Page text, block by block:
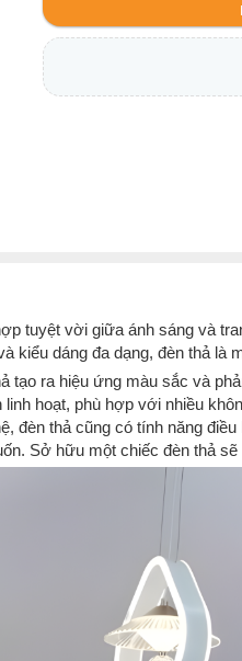
tuyệt vời giữa ánh sáng và
kiểu dáng đa dạng, đèn thả là
tạo ra hiệu ứng màu sắc và
linh hoạt, phù hợp với nhiều
đèn thả cũng có tính năng
Sở hữu một chiếc đèn thả